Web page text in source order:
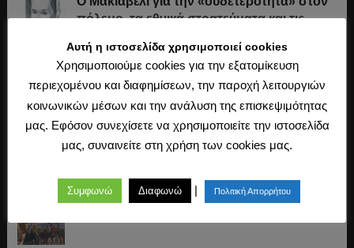
πόλεμο, τα εθνικά στρατεύματα και τις
«Άχθος αρούρης»
Καβάφης, ο ποιητής της Ιστορίας
Τα δάνεια του Αγώνα της Ανεξαρτησίας
Αυτή η ιστοσελίδα χρησιμοποιεί cookies
Χρησιμοποιούμε cookies για την εξατομίκευση
περιεχομένου και διαφημίσεων, την παροχή λειτουργιών
κοινωνικών μέσων και την ανάλυση της επισκεψιμότητας
μας. Εφόσον συνεχίσετε να χρησιμοποιείτε την ιστοσελίδα
μας, συναινείτε στη χρήση των cookies μας.
Συμφωνώ Διαφωνώ | Πολιτική Απορρήτου